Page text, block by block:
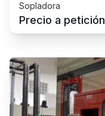
Sopladora
Precio a petición